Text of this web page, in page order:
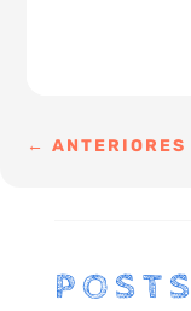
←ANTERIORES
POSTS